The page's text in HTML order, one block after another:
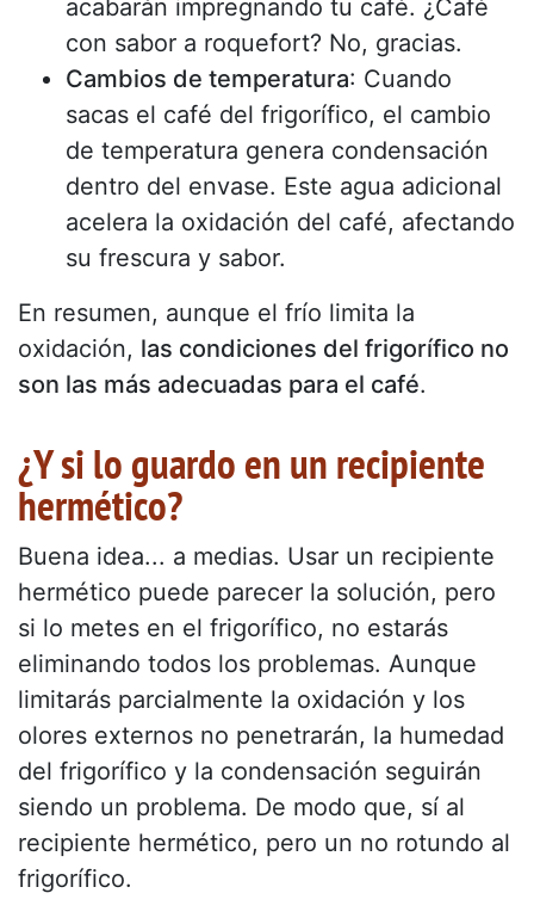
acabarán impregnando tu café. ¿Café
con sabor a roquefort? No, gracias.
Cambios de temperatura: Cuando
sacas el café del frigorífico, el cambio
de temperatura genera condensación
dentro del envase. Este agua adicional
acelera la oxidación del café, afectando
su frescura y sabor.
En resumen, aunque el frío limita la
oxidación, las condiciones del frigorífico no
son las más adecuadas para el café.
¿Y si lo guardo en un recipiente
hermético?
Buena idea... a medias. Usar un recipiente
hermético puede parecer la solución, pero
si lo metes en el frigorífico, no estarás
eliminando todos los problemas. Aunque
limitarás parcialmente la oxidación y los
olores externos no penetrarán, la humedad
del frigorífico y la condensación seguirán
siendo un problema. De modo que, sí al
recipiente hermético, pero un no rotundo al
frigorífico.